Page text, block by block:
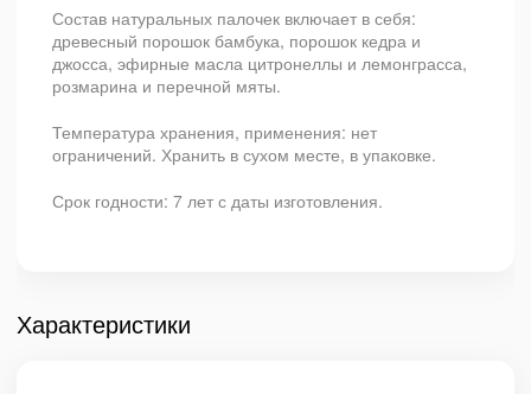
Состав натуральных палочек включает в себя:
древесный порошок бамбука, порошок кедра и
джосса, эфирные масла цитронеллы и лемонграсса,
розмарина и перечной мяты.
Температура хранения, применения: нет
ограничений. Хранить в сухом месте, в упаковке.
Срок годности: 7 лет с даты изготовления.
Характеристики